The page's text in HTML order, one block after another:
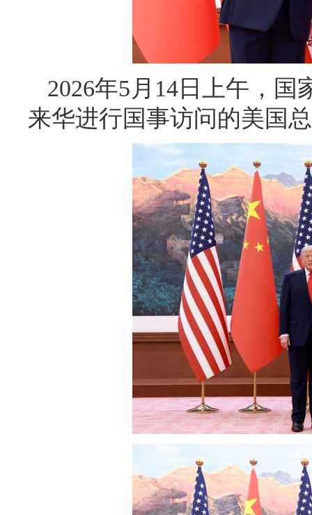
2026年5月14日上午，
来华进行国事访问的美国